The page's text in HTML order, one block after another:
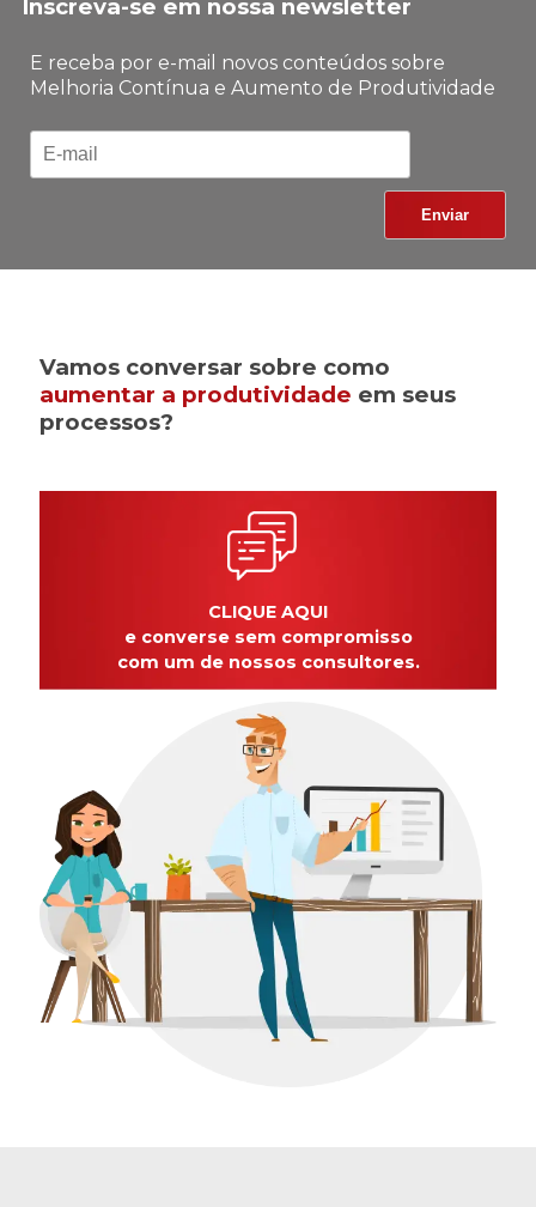
Inscreva-se em nossa newsletter
E receba por e-mail novos conteúdos sobre
Melhoria Contínua e Aumento de Produtividade
Vamos conversar sobre como
aumentar a produtividade em seus
processos?
CLIQUE AQUI
e converse sem compromisso
com um de nossos consultores.